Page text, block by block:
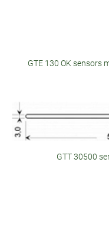
GTE 130 OK sensors
GTT 30500